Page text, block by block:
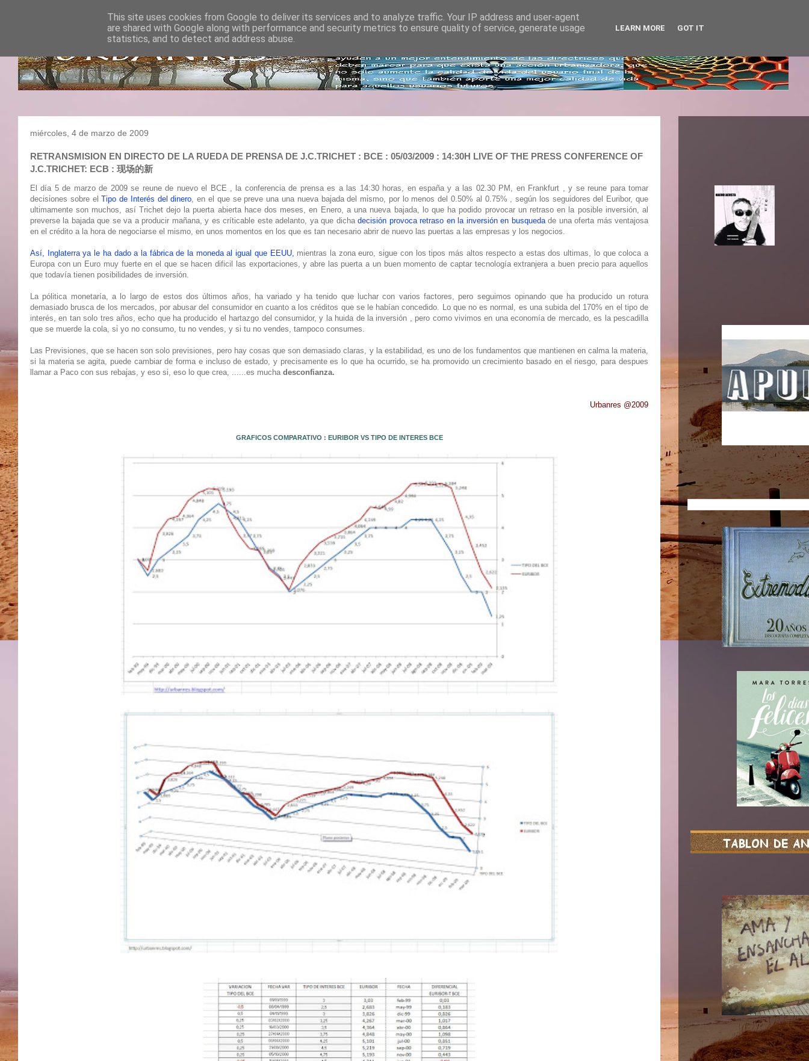
miércoles, 4 de marzo de 2009
RETRANSMISION EN DIRECTO DE LA RUEDA DE PRENSA DE J.C.TRICHET : BCE : 05/03/2009 : 14:30H LIVE OF THE PRESS CONFERENCE OF
J.C.TRICHET: ECB : 现场的新
El día 5 de marzo de 2009 se reune de nuevo el BCE , la conferencia de prensa es a las 14:30 horas, en españa y a las 02.30 PM, en Frankfurt , y se reune para tomar
decisiones sobre elTipo de Interés del dinero, en el que se preve una una nueva bajada del mismo, por lo menos del 0.50% al 0.75% , según los seguidores del Euribor, que
ultimamente son muchos, así Trichet dejo la puerta abierta hace dos meses, en Enero, a una nueva bajada, lo que ha podido provocar un retraso en la posible inversión, al
preverse la bajada que se va a producir mañana, y es críticable este adelanto, ya que dichadecisión provoca retraso en la inversión en busquedade una oferta más ventajosa
en el crédito a la hora de negociarse el mismo, en unos momentos en los que es tan necesario abrir de nuevo las puertas a las empresas y los negocios.
Así, Inglaterra ya le ha dado a la fábrica de la moneda al igual que EEUU, mientras la zona euro, sigue con los tipos más altos respecto a estas dos ultimas, lo que coloca a
Europa con un Euro muy fuerte en el que se hacen dificil las exportaciones, y abre las puerta a un buen momento de captar tecnología extranjera a buen precio para aquellos
que todavía tienen posibilidades de inversión.
La pólitica monetaría, a lo largo de estos dos últimos años, ha variado y ha tenido que luchar con varios factores, pero seguimos opinando que ha producido un rotura
demasiado brusca de los mercados, por abusar del consumidor en cuanto a los créditos que se le habían concedido. Lo que no es normal, es una subida del 170% en el tipo de
interés, en tan solo tres años, echo que ha producido el hartazgo del consumidor, y la huida de la inversión , pero como vivimos en una economía de mercado, es la pescadilla
que se muerde la cola, si yo no consumo, tu no vendes, y si tu no vendes, tampoco consumes.
Las Previsiones, que se hacen son solo previsiones, pero hay cosas que son demasiado claras, y la estabilidad, es uno de los fundamentos que mantienen en calma la materia,
si la materia se agita, puede cambiar de forma e incluso de estado, y precisamente es lo que ha ocurrido, se ha promovido un crecimiento basado en el riesgo, para despues
llamar a Paco con sus rebajas, y eso si, eso lo que crea, ......es mucha desconfianza.
Urbanres @2009
GRAFICOS COMPARATIVO : EURIBOR VS TIPO DE INTERES BCE
This site uses cookies from Google to deliver its services and to analyze traffic. Your IP address and user-agent
are shared with Google along with performance and security metrics to ensure quality of service, generate usage
statistics, and to detect and address abuse.
LEARN MORE GOT IT